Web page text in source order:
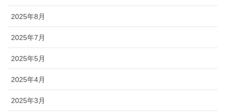
2025年8月
2025年7月
2025年5月
2025年4月
2025年3月